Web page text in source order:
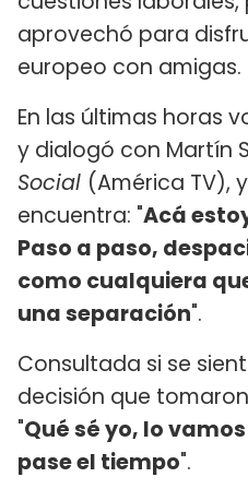
aprovechó para
europeo con amigas.
En las últimas horas
y dialogó con Martín
Social (América TV),
encuentra: "Acá
Paso a paso,
como cualquiera
una separación".
Consultada si se
decisión que
"Qué sé yo, lo
pase el tiempo".